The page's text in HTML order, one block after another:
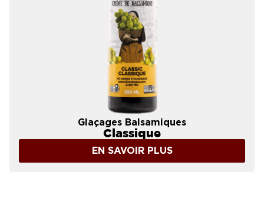
Glaçages Balsamiques
Classique
EN SAVOIR PLUS